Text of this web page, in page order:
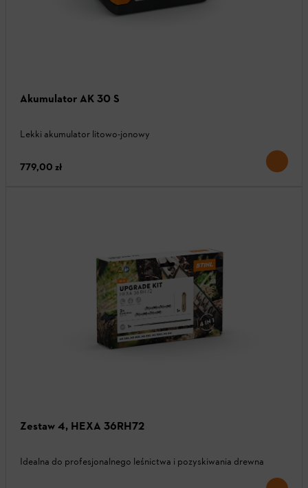
Akumulator AK 30 S
Lekki akumulator litowo-jonowy
779,00 zł
Zestaw 4, HEXA 36RH72
Idealna do profesjonalnego leśnictwa i pozyskiwania drewna